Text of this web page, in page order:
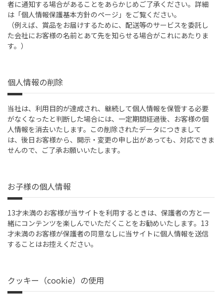
者に通知する場合があることをあらかじめご了承ください。詳細
は「個人情報保護基本方針のページ」をご覧ください。
（例えば、賞品をお届けするために、配送等のサービスを委託し
た会社にお客様の名前とあて先を知らせる場合がこれにあたりま
す。）
個人情報の削除
当社は、利用目的が達成され、継続して個人情報を保管する必要
がなくなったと判断した場合には、一定期間経過後、お客様の個
人情報を消去いたします。この削除されたデータにつきまして
は、後日お客様から、開示・変更の申し出があっても、対応できま
せんので、ご了承お願いいたします。
お子様の個人情報
13才未満のお客様が当サイトを利用するときは、保護者の方と一
緒にコンテンツを楽しんでいただくことをお勧めいたします。13
才未満のお客様が保護者の同意なしに当サイトに個人情報を送信
することはお控えください。
クッキー（cookie）の使用